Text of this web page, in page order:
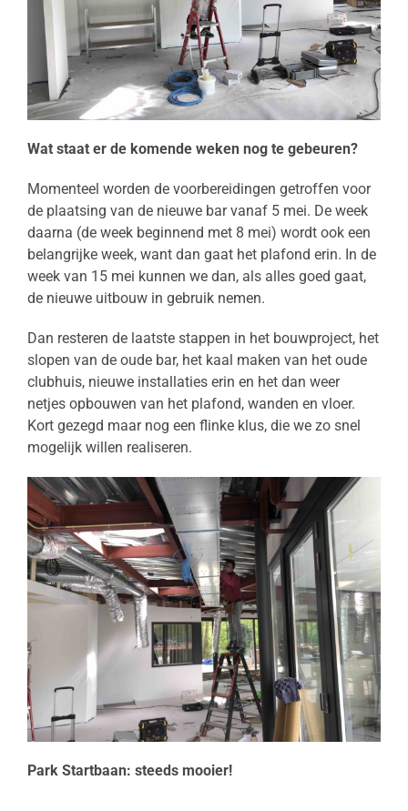
Wat staat er de komende weken nog te gebeuren?
Momenteel worden de voorbereidingen getroffen voor
de plaatsing van de nieuwe bar vanaf 5 mei. De week
daarna (de week beginnend met 8 mei) wordt ook een
belangrijke week, want dan gaat het plafond erin. In de
week van 15 mei kunnen we dan, als alles goed gaat,
de nieuwe uitbouw in gebruik nemen.
Dan resteren de laatste stappen in het bouwproject, het
slopen van de oude bar, het kaal maken van het oude
clubhuis, nieuwe installaties erin en het dan weer
netjes opbouwen van het plafond, wanden en vloer.
Kort gezegd maar nog een flinke klus, die we zo snel
mogelijk willen realiseren.
Park Startbaan: steeds mooier!